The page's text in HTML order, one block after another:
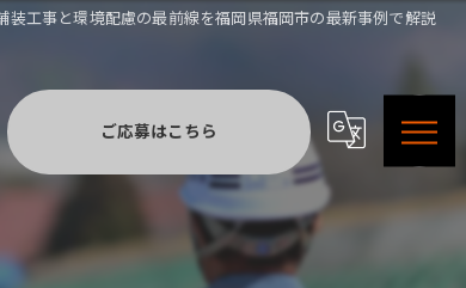
装工事と環境配慮の最前線を福岡県福岡市の最新事例で解説
ご応募はこちら